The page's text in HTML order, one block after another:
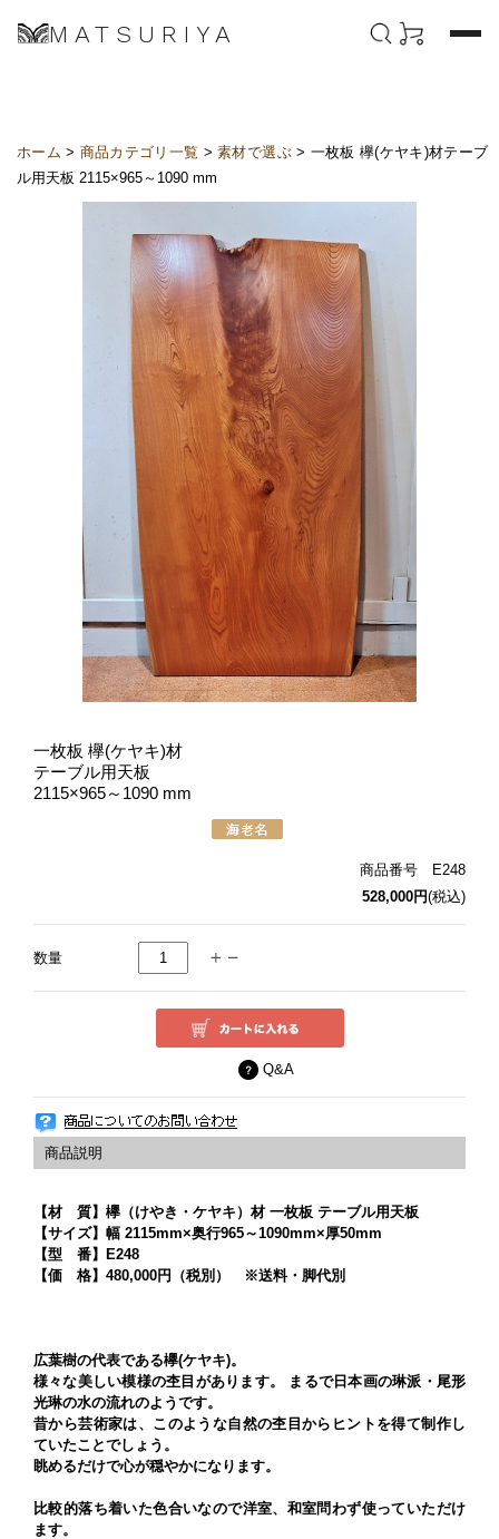
MATSURIYA
ホーム > 商品カテゴリ一覧 >素材で選ぶ> 一枚板 欅(ケヤキ)材テーブ
ル用天板 2115×965～1090 mm
一枚板 欅(ケヤキ)材
テーブル用天板
2115×965～1090 mm
商品番号 E248
528,000円(税込)
数量
Q&A
【材 質】欅（けやき・ケヤキ）材 一枚板 テーブル用天板
【サイズ】幅 2115mm×奥行965～1090mm×厚50mm
【型 番】E248
【価 格】480,000円（税別） ※送料・脚代別
広葉樹の代表である欅(ケヤキ)。
様々な美しい模様の杢目があります。 まるで日本画の琳派・尾形
光琳の水の流れのようです。
昔から芸術家は、このような自然の杢目からヒントを得て制作し
ていたことでしょう。
眺めるだけで心が穏やかになります。
比較的落ち着いた色合いなので洋室、和室問わず使っていただけ
ます。